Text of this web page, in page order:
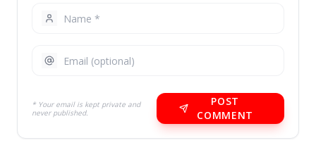
* Your email is kept private and
never published.
POST
COMMENT